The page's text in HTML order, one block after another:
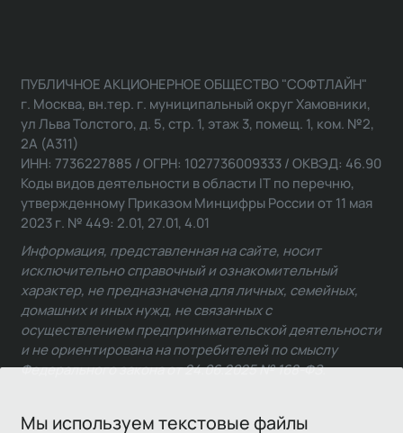
Мы используем текстовые файлы
ПУБЛИЧНОЕ АКЦИОНЕРНОЕ ОБЩЕСТВО "СОФТЛАЙН"
г. Москва, вн.тер. г. муниципальный округ Хамовники,
ул Льва Толстого, д. 5, стр. 1, этаж 3, помещ. 1, ком. №2,
2А (А311)
ИНН: 7736227885 / ОГРН: 1027736009333 / ОКВЭД: 46.90
Коды видов деятельности в области IT по перечню,
утвержденному Приказом Минцифры России от 11 мая
2023 г. № 449: 2.01, 27.01, 4.01
Информация, представленная на сайте, носит
исключительно справочный и ознакомительный
характер, не предназначена для личных, семейных,
домашних и иных нужд, не связанных с
осуществлением предпринимательской деятельности
и не ориентирована на потребителей по смыслу
Федерального закона от 24.06.2025 № 168-ФЗ.